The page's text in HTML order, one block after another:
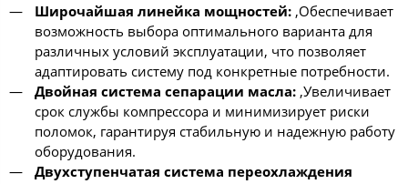
Широчайшая линейка мощностей:,Обеспечивает
возможность выбора оптимального варианта для
различных условий эксплуатации, что позволяет
адаптировать систему под конкретные потребности.
Двойная система сепарации масла:,Увеличивает
срок службы компрессора и минимизирует риски
поломок, гарантируя стабильную и надежную работу
оборудования.
Двухступенчатая система переохлаждения